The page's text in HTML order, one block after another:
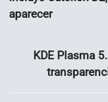
aparecer
KDE Plasma